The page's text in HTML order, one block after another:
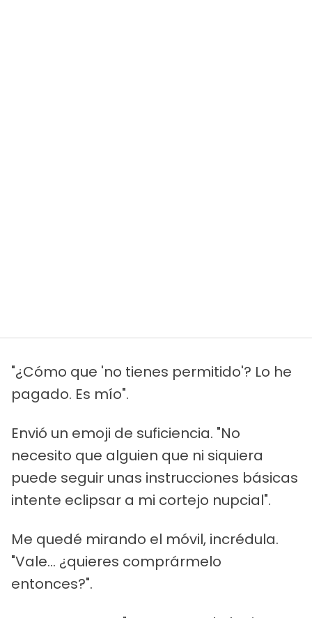
"¿Cómo que 'no tienes permitido'? Lo he
pagado. Es mío".
Envió un emoji de suficiencia. "No
necesito que alguien que ni siquiera
puede seguir unas instrucciones básicas
intente eclipsar a mi cortejo nupcial".
Me quedé mirando el móvil, incrédula.
"Vale... ¿quieres comprármelo
entonces?".